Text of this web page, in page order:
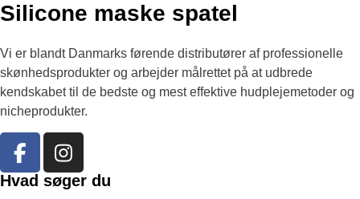
Silicone maske spatel
Vi er blandt Danmarks førende distributører af professionelle
skønhedsprodukter og arbejder målrettet på at udbrede
kendskabet til de bedste og mest effektive hudplejemetoder og
nicheprodukter.
Hvad søger du